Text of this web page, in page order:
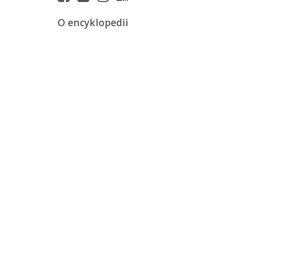
O encyklopedii